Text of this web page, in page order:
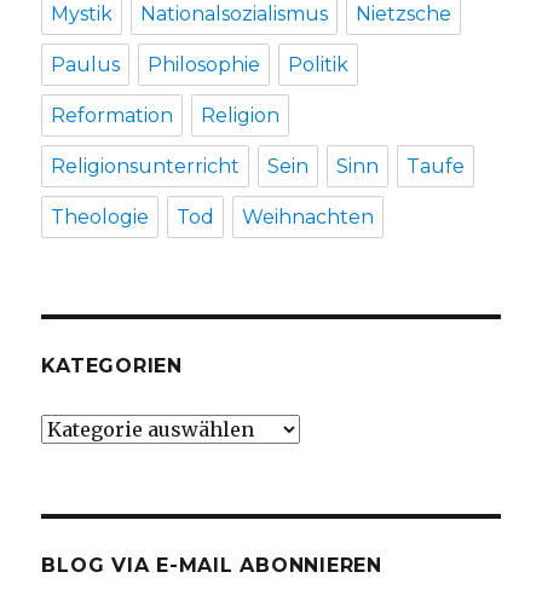
Mystik Nationalsozialismus Nietzsche
Paulus Philosophie Politik
Reformation Religion
Religionsunterricht Sein Sinn Taufe
Theologie Tod Weihnachten
KATEGORIEN
Kategorien
BLOG VIA E-MAIL ABONNIEREN